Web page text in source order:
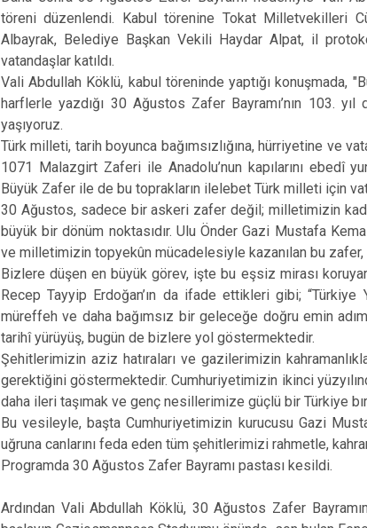
töreni düzenlendi. Kabul törenine Tokat Milletvekilleri
Albayrak, Belediye Başkan Vekili Haydar Alpat, il
vatandaşlar katıldı.
Vali Abdullah Köklü, kabul töreninde yaptığı konuşmada,
harflerle yazdığı 30 Ağustos Zafer Bayramı’nın 103.
yaşıyoruz.
Türk milleti, tarih boyunca bağımsızlığına, hürriyetine ve
1071 Malazgirt Zaferi ile Anadolu’nun kapılarını ebedî
Büyük Zafer ile de bu toprakların ilelebet Türk milleti için
30 Ağustos, sadece bir askeri zafer değil; milletimizin
büyük bir dönüm noktasıdır. Ulu Önder Gazi Mustafa
ve milletimizin topyekûn mücadelesiyle kazanılan bu
Bizlere düşen en büyük görev, işte bu eşsiz mirası
Recep Tayyip Erdoğan’ın da ifade ettikleri gibi;
müreffeh ve daha bağımsız bir geleceğe doğru emin
tarihî yürüyüş, bugün de bizlere yol göstermektedir.
Şehitlerimizin aziz hatıraları ve gazilerimizin
gerektiğini göstermektedir. Cumhuriyetimizin ikinci
daha ileri taşımak ve genç nesillerimize güçlü bir Türkiye
Bu vesileyle, başta Cumhuriyetimizin kurucusu Gazi
uğruna canlarını feda eden tüm şehitlerimizi rahmetle,
Programda 30 Ağustos Zafer Bayramı pastası kesildi.
Ardından Vali Abdullah Köklü, 30 Ağustos Zafer